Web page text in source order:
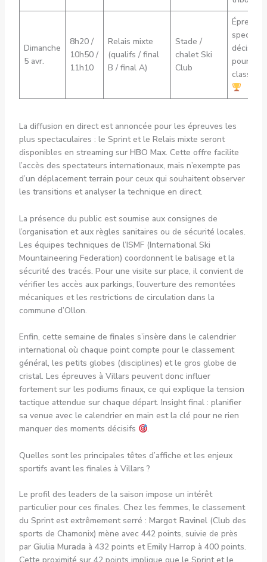
Dimanche
5 avr.
8h20 /
10h50 /
11h10
Relais mixte
(qualifs / final
B / final A)
Stade /
chalet Ski
Club
Épreuve
décisive
pour les
La diffusion en direct est annoncée pour les épreuves les
plus spectaculaires : le Sprint et le Relais mixte seront
disponibles en streaming sur HBO Max. Cette offre facilite
l’accès des spectateurs internationaux, mais n’exempte pas
d’un déplacement terrain pour ceux qui souhaitent observer
les transitions et analyser la technique en direct.
La présence du public est soumise aux consignes de
l’organisation et aux règles sanitaires ou de sécurité locales.
Les équipes techniques de l’ISMF (International Ski
Mountaineering Federation) coordonnent le balisage et la
sécurité des tracés. Pour une visite sur place, il convient de
vérifier les accès aux parkings, l’ouverture des remontées
mécaniques et les restrictions de circulation dans la
commune d’Ollon.
Enfin, cette semaine de finales s’insère dans le calendrier
international où chaque point compte pour le classement
général, les petits globes (disciplines) et le gros globe de
cristal. Les épreuves à Villars peuvent donc influer
fortement sur les podiums finaux, ce qui explique la tension
tactique attendue sur chaque départ. Insight final : planifier
sa venue avec le calendrier en main est la clé pour ne rien
manquer des moments décisifs
.
Quelles sont les principales têtes d’affiche et les enjeux
sportifs avant les finales à Villars ?
Le profil des leaders de la saison impose un intérêt
particulier pour ces finales. Chez les femmes, le classement
du Sprint est extrêmement serré : Margot Ravinel(Club des
sports de Chamonix) mène avec 442 points, suivie de près
par Giulia Murada à 432 points etEmily Harrop à 400 points.
Cette proximité sur 42 points implique que le Sprint et le